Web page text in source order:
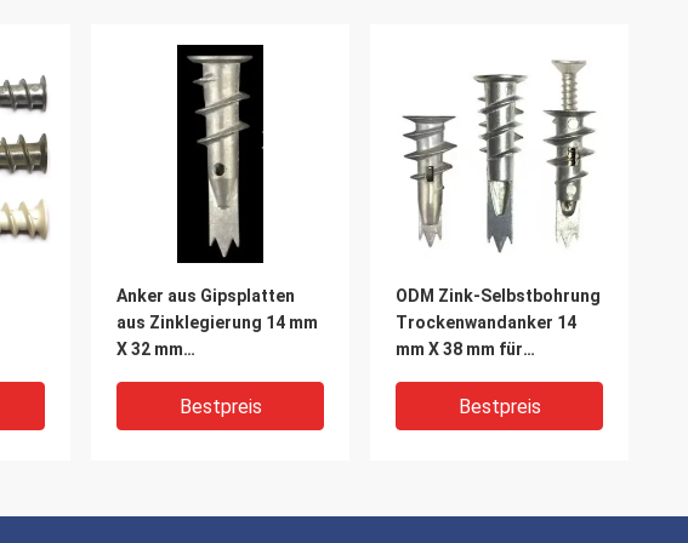
Anker aus Gipsplatten
aus Zinklegierung 14 mm
X 32 mm
Bestpreis
ODM Zink-Selbstbohrung
Trockenwandanker 14
mm X 38 mm für
Bestpreis